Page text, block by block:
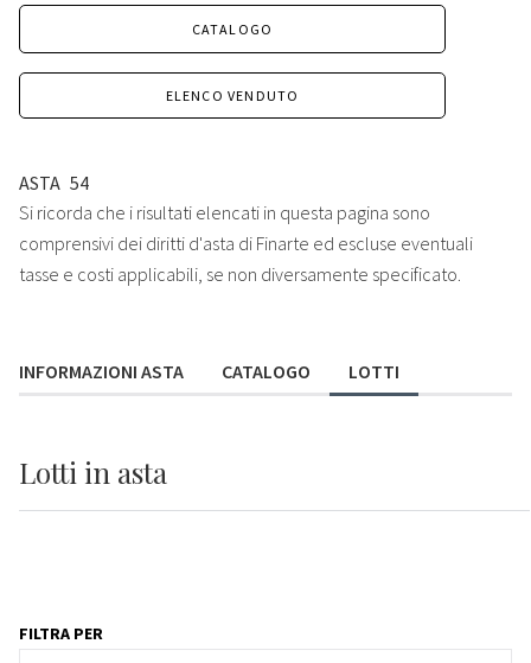
CATALOGO
ELENCO VENDUTO
ASTA 54
Si ricorda che i risultati elencati in questa pagina sono
comprensivi dei diritti d'asta di Finarte ed escluse eventuali
tasse e costi applicabili, se non diversamente specificato.
INFORMAZIONI ASTA CATALOGO LOTTI
Lotti in asta
FILTRA PER